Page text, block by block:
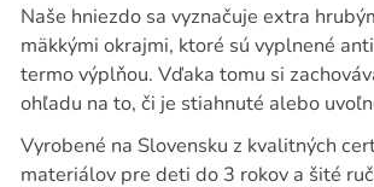
Naše hniezdo sa vyznačuje extra
mäkkými okrajmi, ktoré sú vyplnené
termo výplňou. Vďaka tomu si
ohľadu na to, či je stiahnuté alebo
Vyrobené na Slovensku z kvalitných
materiálov pre deti do 3 rokov a šité